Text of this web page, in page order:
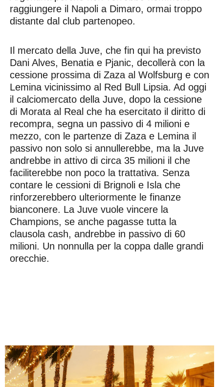
raggiungere il Napoli a Dimaro, ormai troppo
distante dal club partenopeo.
Il mercato della Juve, che fin qui ha previsto
Dani Alves, Benatia e Pjanic, decollerà con la
cessione prossima di Zaza al Wolfsburg e con
Lemina vicinissimo al Red Bull Lipsia. Ad oggi
il calciomercato della Juve, dopo la cessione
di Morata al Real che ha esercitato il diritto di
recompra, segna un passivo di 4 milioni e
mezzo, con le partenze di Zaza e Lemina il
passivo non solo si annullerebbe, ma la Juve
andrebbe in attivo di circa 35 milioni il che
faciliterebbe non poco la trattativa. Senza
contare le cessioni di Brignoli e Isla che
rinforzerebbero ulteriormente le finanze
bianconere. La Juve vuole vincere la
Champions, se anche pagasse tutta la
clausola cash, andrebbe in passivo di 60
milioni. Un nonnulla per la coppa dalle grandi
orecchie.